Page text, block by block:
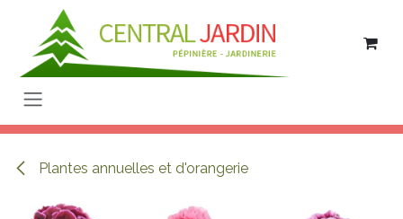
Se rendre au contenu
Plantes annuelles et d'orangerie